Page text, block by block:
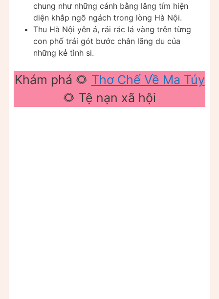
chung như những cánh bằng lăng tím hiện
diện khắp ngõ ngách trong lòng Hà Nội.
Thu Hà Nội yên ả, rải rác lá vàng trên từng
con phố trải gót bước chân lãng du của
những kẻ tình si.
Khám phá 🌻 Thơ Chế Về Ma Túy
🌻 Tệ nạn xã hội